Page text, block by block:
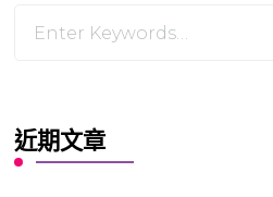
近期文章